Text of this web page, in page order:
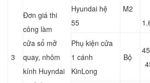
3
Đơn giá thi
công làm
cửa sổ mở
quay, nhôm
kính Huyndai
Hyundai hệ
55
M2
Phụ kiện cửa
1 cánh
KinLong
Bộ